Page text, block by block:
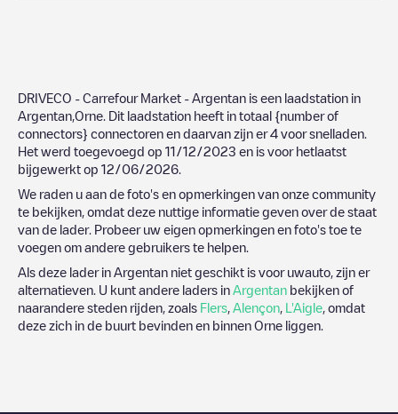
DRIVECO - Carrefour Market - Argentan is een laadstation in
Argentan Orne . Dit laadstation heeft in totaal {number of
connectors} connectoren en daarvan zijn er4 voor snelladen.
Het werd toegevoegd op 11/12/2023 en is voor hetlaatst
bijgewerkt op 12/06/2026
We raden u aan de foto's en opmerkingen van onze community
te bekijken, omdat deze nuttige informatie geven over de staat
van de lader. Probeer uw eigen opmerkingen en foto's toe te
voegen om andere gebruikers te helpen.
Als deze lader in Argentan niet geschikt is voor uwauto, zijn er
alternatieven. U kunt andere laders in Argentan bekijken of
naarandere steden rijden, zoals Flers Alençon L'Aigle , omdat
deze zich in de buurt bevinden en binnen Orne liggen.